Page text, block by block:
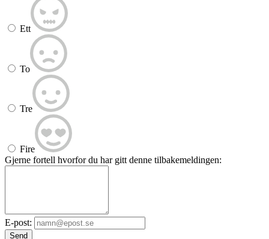
Ett
To
Tre
Fire
Gjerne fortell hvorfor du har gitt denne tilbakemeldingen:
E-post:
Send